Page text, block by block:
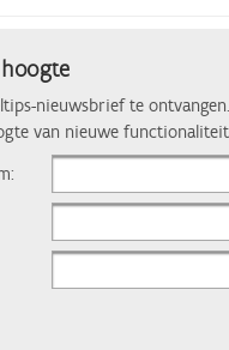
nieuwsbrief te ontvangen.
van nieuwe